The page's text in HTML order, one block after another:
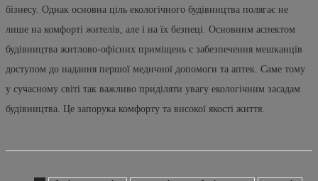
бізнесу. Однак основна ціль екологічного будівництва полягає не
лише на комфорті жителів, але і на їх безпеці. Основним аспектом
будівництва житлово-офісних приміщень є забезпечення мешканців
доступом до надання першої медичної допомоги та аптек. Саме тому
у сучасному світі так важливо приділяти увагу екологічним засадам
будівництва. Це запорука комфорту та високої якості життя.